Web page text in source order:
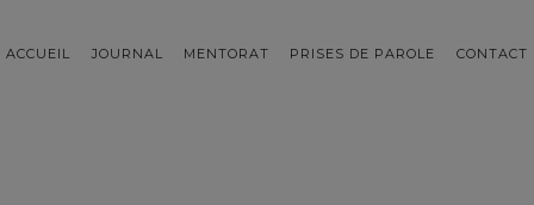
ACCUEIL JOURNAL MENTORAT PRISES DE PAROLE CONTACT